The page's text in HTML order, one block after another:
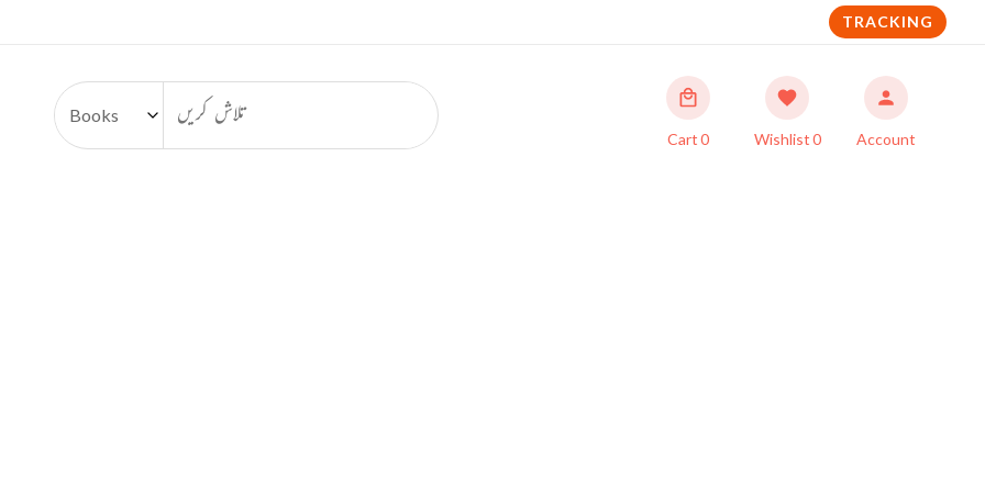
TRACKING
Cart0 Wishlist0 Account